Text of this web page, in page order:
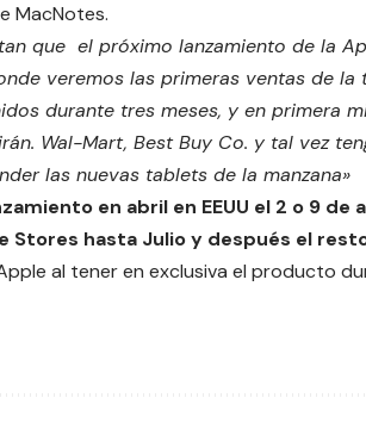
MacNotes.
que el próximo lanzamiento de la
veremos las primeras ventas de la
durante tres meses, y en primera
Wal-Mart, Best Buy Co. y tal vez
las nuevas tablets de la manzana»
en abril en EEUU el 2 o 9 de
Stores hasta Julio y después el
al tener en exclusiva el producto